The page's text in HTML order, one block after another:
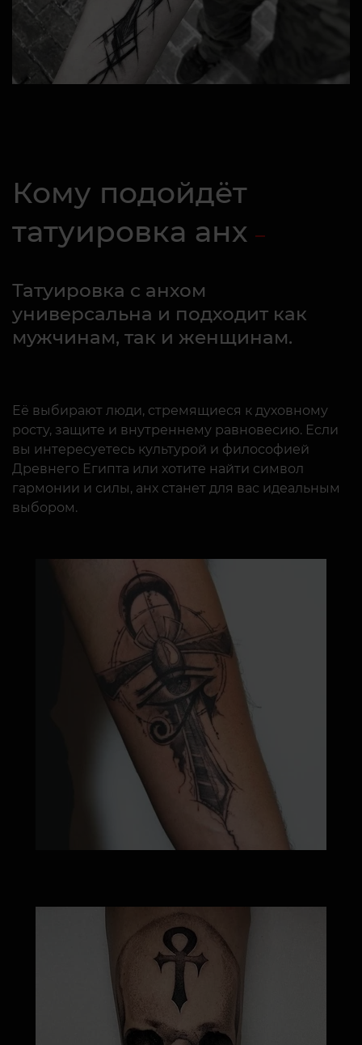
Кому подойдёт
татуировка анх
Татуировка с анхом
универсальна и подходит как
мужчинам, так и женщинам.
Её выбирают люди, стремящиеся к духовному
росту, защите и внутреннему равновесию. Если
вы интересуетесь культурой и философией
Древнего Египта или хотите найти символ
гармонии и силы, анх станет для вас идеальным
выбором.